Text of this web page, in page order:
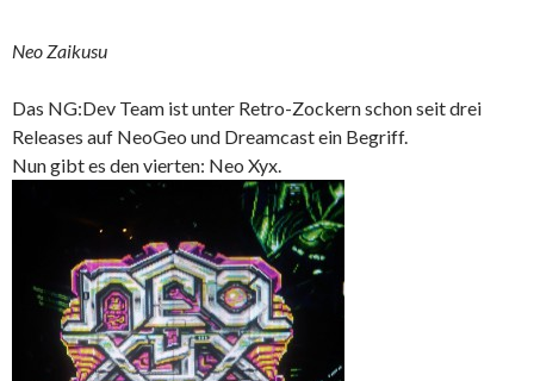
Neo Zaikusu
Das NG:Dev Team ist unter Retro-Zockern schon seit drei
Releases auf NeoGeo und Dreamcast ein Begriff.
Nun gibt es den vierten: Neo Xyx.